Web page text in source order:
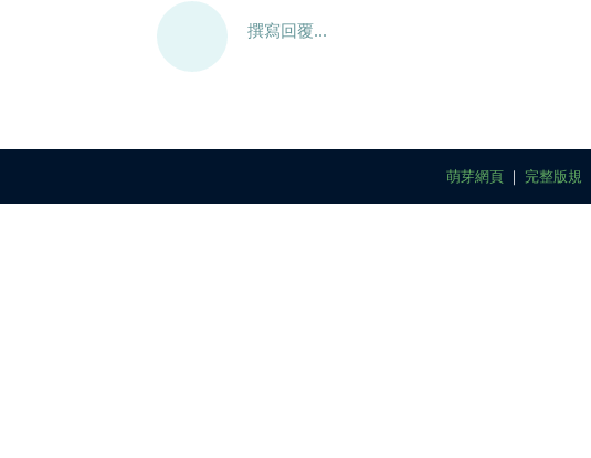
撰寫回覆...
萌芽網頁 ｜ 完整版規